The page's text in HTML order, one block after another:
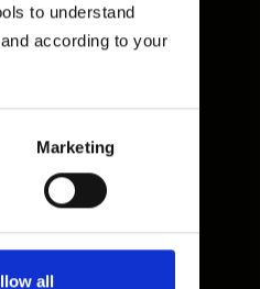
to understand
according to your
Marketing
all